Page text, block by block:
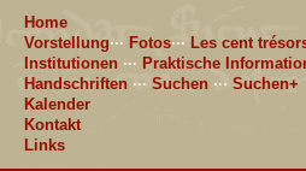
Home
Vorstellung··· Fotos··· Les cent
Institutionen ··· Praktische
Handschriften ··· Suchen ··· Suchen+
Kalender
Kontakt
Links